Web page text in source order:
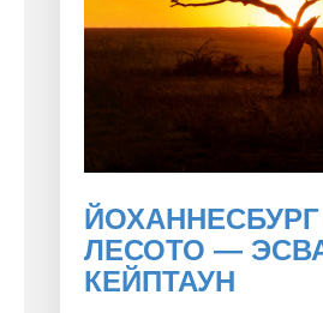
ЛЕСОТО —
КЕЙПТАУН